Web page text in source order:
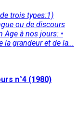
trois types:1)
ou de discours
Age à nos jours: •
la grandeur et de la...
n°4 (1980)